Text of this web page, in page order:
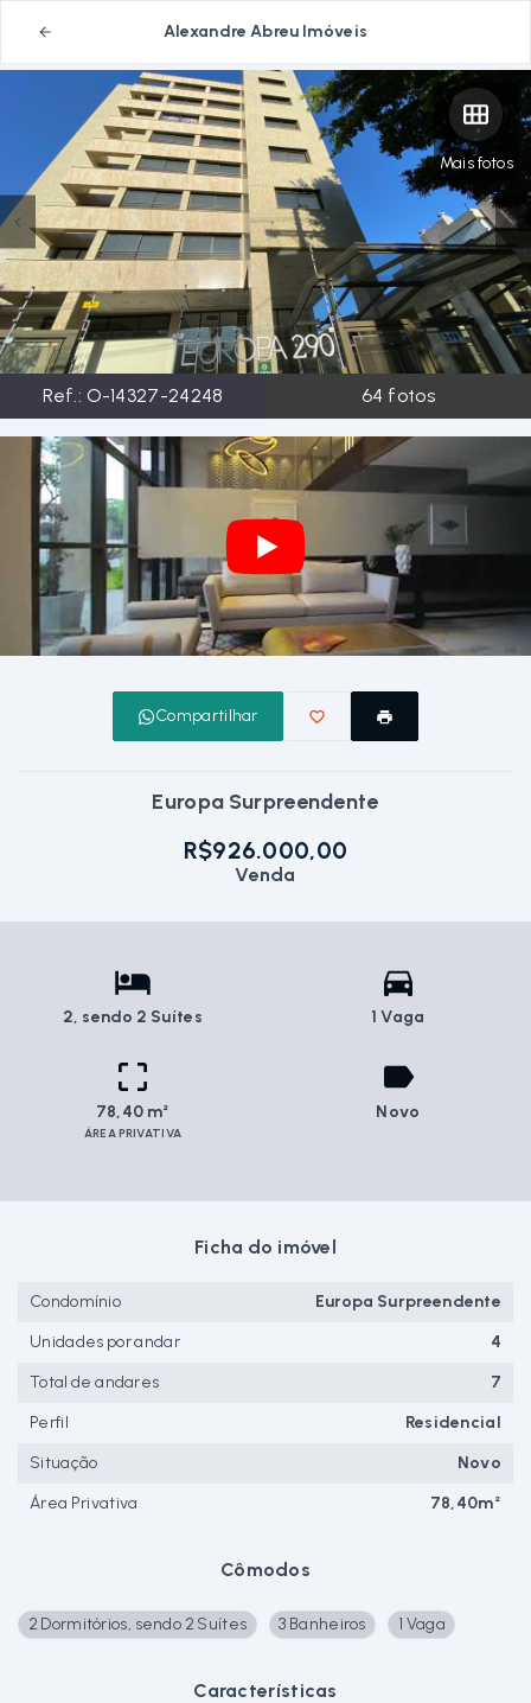
Alexandre Abreu Imóveis
Mais fotos
Ref.: O-14327-24248 64 fotos
Compartilhar
Europa Surpreendente
R$926.000,00
Venda
2, sendo 2 Suítes 1 Vaga
78,40 m²
ÁREA PRIVATIVA
Novo
Cômodos
2 Dormitórios, sendo 2 Suítes 3 Banheiros 1 Vaga
Características
Ficha do imóvel
Condomínio
Europa Surpreendente
Unidades por andar
4
Total de andares
7
Perfil
Residencial
Situação
Novo
Área Privativa
78,40m²